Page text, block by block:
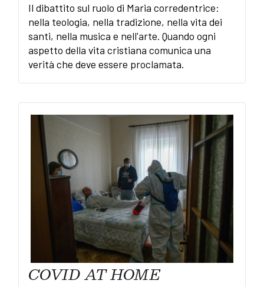
Il dibattito sul ruolo di Maria corredentrice:
nella teologia, nella tradizione, nella vita dei
santi, nella musica e nell'arte. Quando ogni
aspetto della vita cristiana comunica una
verità che deve essere proclamata.
COVID AT HOME